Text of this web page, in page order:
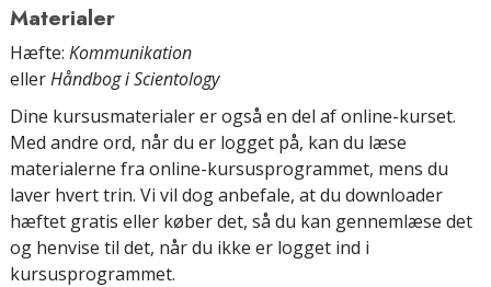
Materialer
Hæfte: Kommunikation
ellerHåndbog i Scientology
Dine kursusmaterialer er også en del af online-kurset.
Med andre ord, når du er logget på, kan du læse
materialerne fra online-kursusprogrammet, mens du
laver hvert trin. Vi vil dog anbefale, at du downloader
hæftet gratis eller køber det, så du kan gennemlæse det
og henvise til det, når du ikke er logget ind i
kursusprogrammet.